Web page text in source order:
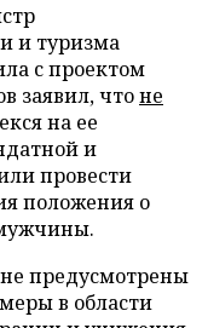
и туризма
с проектом
заявил, чтоне
на ее
и
провести
положения о
предусмотрены
в области